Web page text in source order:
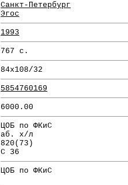
Санкт-Петербург
Эгос
1993
767 с.
84x108/32
5854760169
6000.00
ЦОБ по ФКиС
аб. х/л
820(73)
С 36
ЦОБ по ФКиС